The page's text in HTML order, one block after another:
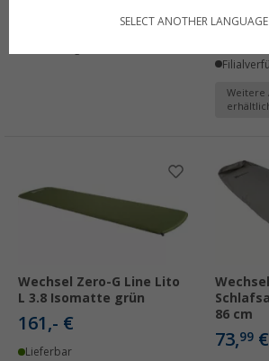
ab
Weitere
Wechsel Zero-G Line Lito
L 3.8 Isomatte grün
161,- €
Lieferbar
86 cm
73,99 €
SELECT ANOTHER LANGUAGE